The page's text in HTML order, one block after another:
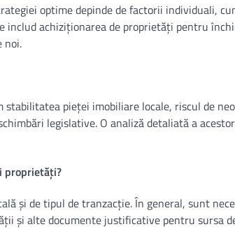
optime depinde de factorii individuali,
includ achiziționarea de proprietăți pentru
noi.
pieței imobiliare locale, riscul de
legislative. O analiză detaliată a
proprietăți?
și de tipul de tranzacție. În general, sunt
și alte documente justificative pentru sursa